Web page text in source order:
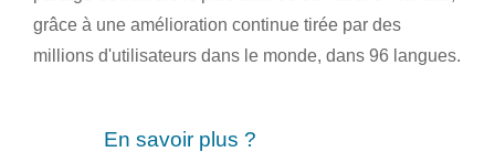
grâce à une amélioration continue tirée par des
millions d'utilisateurs dans le monde, dans 96 langues.
En savoir plus ?